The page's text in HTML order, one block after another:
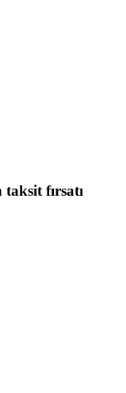
fırsatı